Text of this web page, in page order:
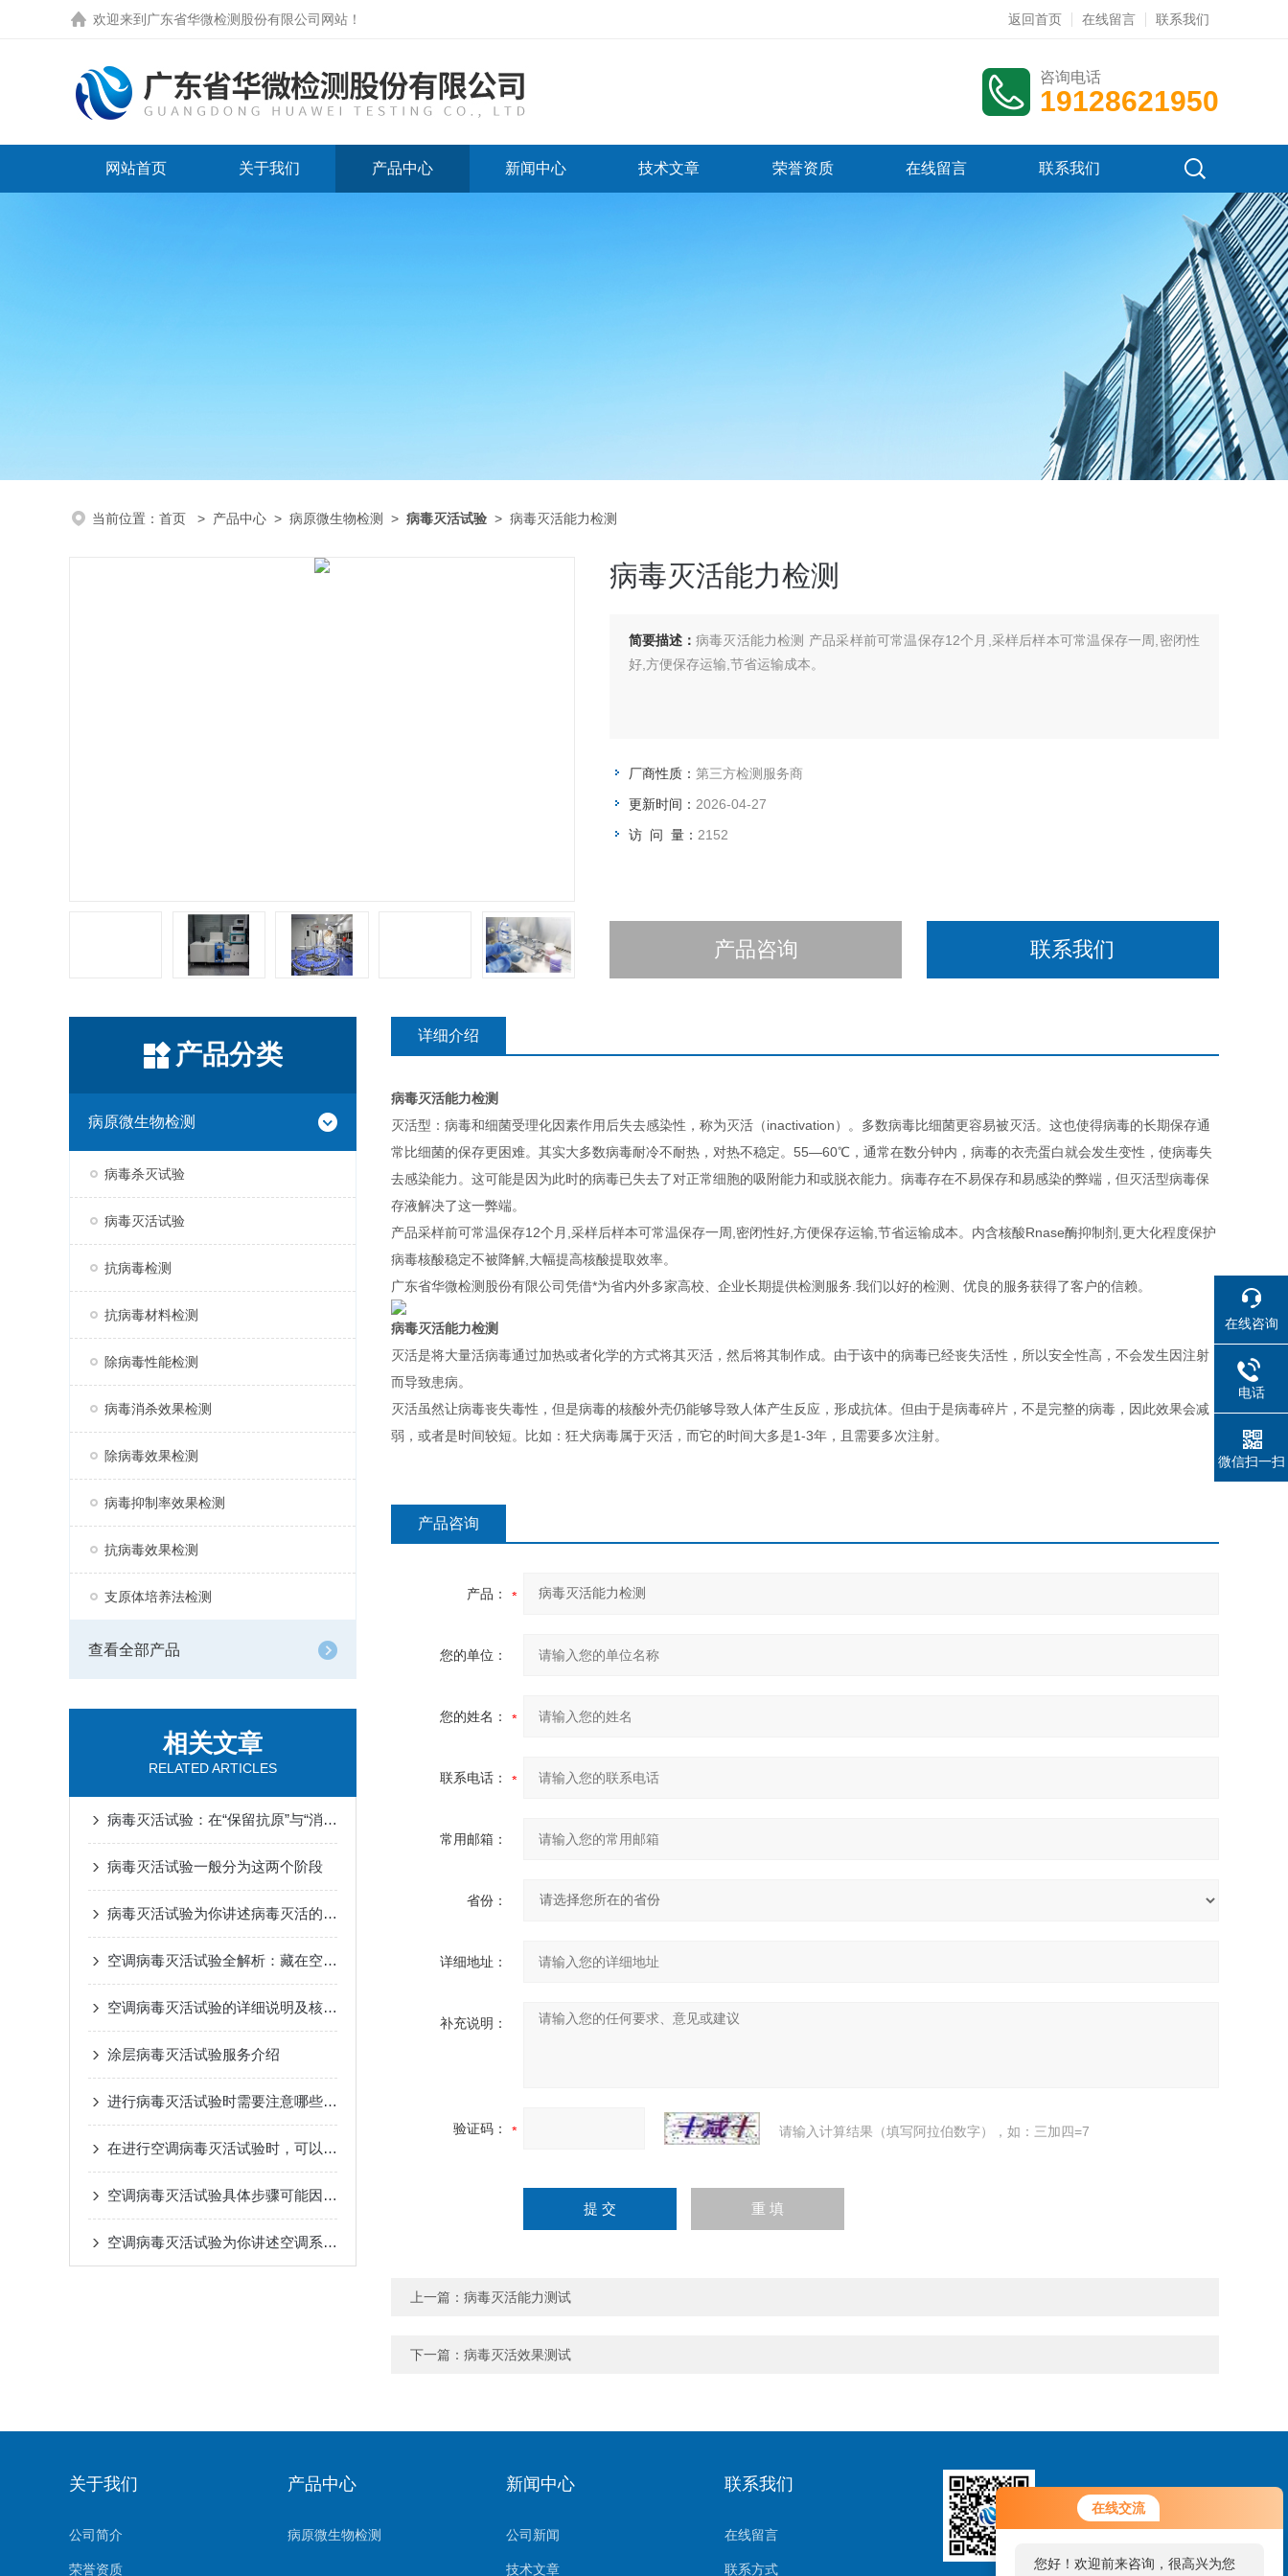
在线交流
您好！欢迎前来咨询，很高兴为您
欢迎来到 广东省华微检测股份有限公司网站 ！ 返回首页 在线留言 联系我们
咨询电话
19128621950
网站首页 关于我们 产品中心 新闻中心 技术文章 荣誉资质 在线留言 联系我们
当前位置： 首页 > 产品中心 > 病原微生物检测 > 病毒灭活试验 > 病毒灭活能力检测
病毒灭活能力检测
简要描述： 病毒灭活能力检测 产品采样前可常温保存12个月,采样后样本可常温保存一周,密闭性
好,方便保存运输,节省运输成本。
厂商性质： 第三方检测服务商
更新时间： 2026-04-27
访 问 量： 2152
产品咨询 联系我们
产品分类
病原微生物检测
病毒杀灭试验
病毒灭活试验
抗病毒检测
抗病毒材料检测
除病毒性能检测
病毒消杀效果检测
除病毒效果检测
病毒抑制率效果检测
抗病毒效果检测
支原体培养法检测
查看全部产品
相关文章
RELATED ARTICLES
病毒灭活试验：在“保留抗原”与“消灭感染”之间寻找平衡
病毒灭活试验一般分为这两个阶段
病毒灭活试验为你讲述病毒灭活的机理
空调病毒灭活试验全解析：藏在空调里的“病毒防火墙”，如何筑牢？
空调病毒灭活试验的详细说明及核心方法
涂层病毒灭活试验服务介绍
进行病毒灭活试验时需要注意哪些安全措施？
在进行空调病毒灭活试验时，可以采用以下技巧
空调病毒灭活试验具体步骤可能因实验目的和条件而有所不同
空调病毒灭活试验为你讲述空调系统对病毒的抑制和灭活效果
详细介绍
病毒灭活能力检测
灭活型：病毒和细菌受理化因素作用后失去感染性，称为灭活（inactivation）。多数病毒比细菌更容易被灭活。这也使得病毒的长期保存通
常比细菌的保存更困难。其实大多数病毒耐冷不耐热，对热不稳定。55—60℃，通常在数分钟内，病毒的衣壳蛋白就会发生变性，使病毒失
去感染能力。这可能是因为此时的病毒已失去了对正常细胞的吸附能力和或脱衣能力。病毒存在不易保存和易感染的弊端，但灭活型病毒保
存液解决了这一弊端。
产品采样前可常温保存12个月,采样后样本可常温保存一周,密闭性好,方便保存运输,节省运输成本。内含核酸Rnase酶抑制剂,更大化程度保护
病毒核酸稳定不被降解,大幅提高核酸提取效率。
广东省华微检测股份有限公司凭借*为省内外多家高校、企业长期提供检测服务.我们以好的检测、优良的服务获得了客户的信赖。
病毒灭活能力检测
灭活是将大量活病毒通过加热或者化学的方式将其灭活，然后将其制作成。由于该中的病毒已经丧失活性，所以安全性高，不会发生因注射
而导致患病。
灭活虽然让病毒丧失毒性，但是病毒的核酸外壳仍能够导致人体产生反应，形成抗体。但由于是病毒碎片，不是完整的病毒，因此效果会减
弱，或者是时间较短。比如：狂犬病毒属于灭活，而它的时间大多是1-3年，且需要多次注射。
产品咨询
产品：
您的单位：
您的姓名：
联系电话：
常用邮箱：
省份：
详细地址：
补充说明：
验证码： 请输入计算结果（填写阿拉伯数字），如：三加四=7
上一篇： 病毒灭活能力测试
下一篇： 病毒灭活效果测试
关于我们
公司简介
荣誉资质
产品中心
病原微生物检测
新闻中心
公司新闻
技术文章
联系我们
在线留言
联系方式
扫码关注
在线咨询
电话
微信扫一扫